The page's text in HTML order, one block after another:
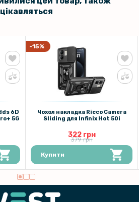
цікавляться
6D
5G
-15%
Чохол накладка Ricco Camera
Sliding для Infinix Hot 50i
322 грн
379 грн
Купити